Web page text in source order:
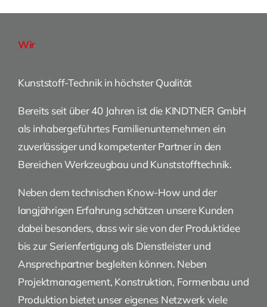
Wir
Kunststoff-Technik in höchster Qualität
Bereits seit über 40 Jahren ist die KINDTNER GmbH
als inhabergeführtes Familienunternehmen ein
zuverlässiger und kompetenter Partner in den
Bereichen Werkzeugbau und Kunststofftechnik.
Neben dem technischen Know-How und der
langjährigen Erfahrung schätzen unsere Kunden
dabei besonders, dass wir sie von der Produktidee
bis zur Serienfertigung als Dienstleister und
Ansprechpartner begleiten können. Neben
Projektmanagement, Konstruktion, Formenbau und
Produktion bietet unser eigenes Netzwerk viele